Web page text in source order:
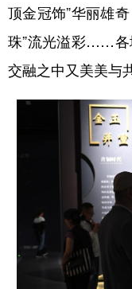
顶金冠饰”华丽雄
珠”流光溢彩……各
交融之中又美美与共